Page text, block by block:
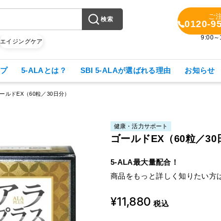
検索
エイジングケア
ご
0120-
9:00～
5-ALAとは？ SBI 5-ALAが選ばれる理由 お知らせ
ルドEX（60粒／30日分）
健康・活力サポート
ゴールドEX（60粒／30
5-ALA最大量配合！
商品をもっと詳しく知りたい方
¥11,880 税込